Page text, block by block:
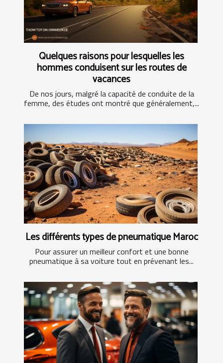
Quelques raisons pour lesquelles les
hommes conduisent sur les routes de
vacances
De nos jours, malgré la capacité de conduite de la
femme, des études ont montré que généralement,...
Les différents types de pneumatique Maroc
Pour assurer un meilleur confort et une bonne
pneumatique à sa voiture tout en prévenant les...